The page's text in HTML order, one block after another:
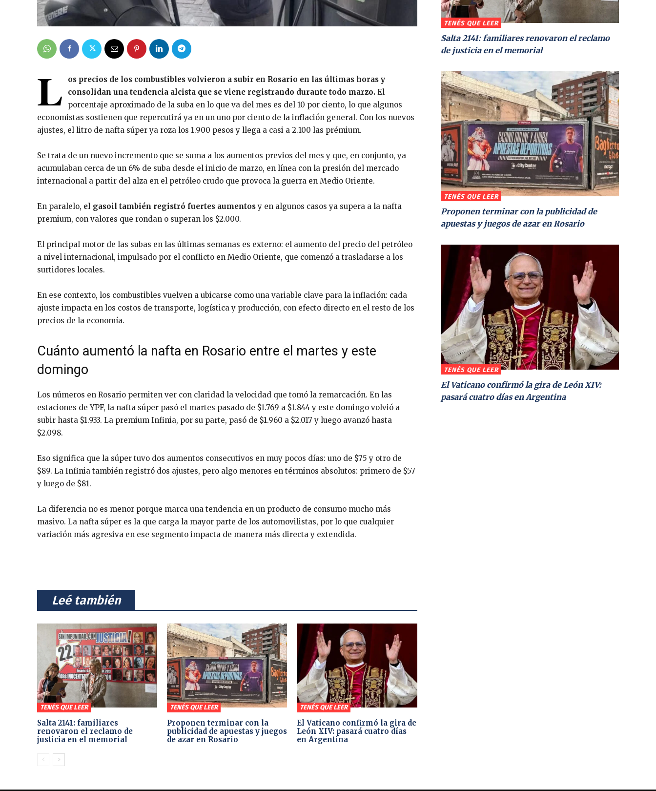
L
os precios de los combustibles volvieron a subir en Rosario en las últimas horas y
consolidan una tendencia alcista que se viene registrando durante todo marzo. El
porcentaje aproximado de la suba en lo que va del mes es del 10 por ciento, lo que algunos
economistas sostienen que repercutirá ya en un uno por ciento de la inflación general. Con los nuevos
ajustes, el litro de nafta súper ya roza los 1.900 pesos y llega a casi a 2.100 las prémium.
Se trata de un nuevo incremento que se suma a los aumentos previos del mes y que, en conjunto, ya
acumulaban cerca de un 6% de suba desde el inicio de marzo, en línea con la presión del mercado
internacional a partir del alza en el petróleo crudo que provoca la guerra en Medio Oriente.
En paralelo, el gasoil también registró fuertes aumentosy en algunos casos ya supera a la nafta
premium, con valores que rondan o superan los $2.000.
El principal motor de las subas en las últimas semanas es externo: el aumento del precio del petróleo
a nivel internacional, impulsado por el conflicto en Medio Oriente, que comenzó a trasladarse a los
surtidores locales.
En ese contexto, los combustibles vuelven a ubicarse como una variable clave para la inflación: cada
ajuste impacta en los costos de transporte, logística y producción, con efecto directo en el resto de los
precios de la economía.
Cuánto aumentó la nafta en Rosario entre el martes y este
domingo
Los números en Rosario permiten ver con claridad la velocidad que tomó la remarcación. En las
estaciones de YPF, la nafta súper pasó el martes pasado de $1.769 a $1.844 y este domingo volvió a
subir hasta $1.933. La premium Infinia, por su parte, pasó de $1.960 a $2.017 y luego avanzó hasta
$2.098.
Eso significa que la súper tuvo dos aumentos consecutivos en muy pocos días: uno de $75 y otro de
$89. La Infinia también registró dos ajustes, pero algo menores en términos absolutos: primero de $57
y luego de $81.
La diferencia no es menor porque marca una tendencia en un producto de consumo mucho más
masivo. La nafta súper es la que carga la mayor parte de los automovilistas, por lo que cualquier
variación más agresiva en ese segmento impacta de manera más directa y extendida.
⠀Leé también⠀
TENÉS QUE LEER
Salta 2141: familiares
renovaron el reclamo de
justicia en el memorial
TENÉS QUE LEER
Proponen terminar con la
publicidad de apuestas y juegos
de azar en Rosario
TENÉS QUE LEER
El Vaticano confirmó la gira de
León XIV: pasará cuatro días
en Argentina
TENÉS QUE LEER
Salta 2141: familiares renovaron el reclamo
de justicia en el memorial
TENÉS QUE LEER
Proponen terminar con la publicidad de
apuestas y juegos de azar en Rosario
TENÉS QUE LEER
El Vaticano confirmó la gira de León XIV:
pasará cuatro días en Argentina